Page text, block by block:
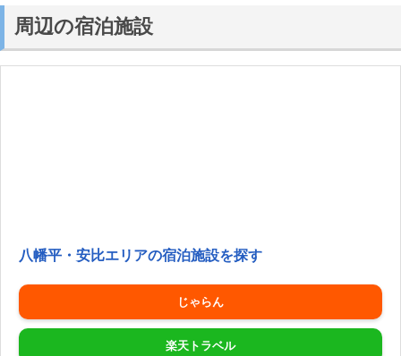
周辺の宿泊施設
八幡平・安比エリアの宿泊施設を探す
じゃらん
楽天トラベル